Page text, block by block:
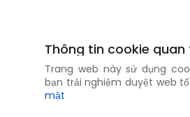
Thông tin cookie quan
Trang web này sử dụng
bạn trải nghiệm duyệt web
mật